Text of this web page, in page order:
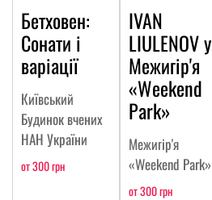
Бетховен:
Сонати і
варіації
Київський
Будинок вчених
НАН України
от 300 грн
IVAN
LIULENOV у
Межигір'я
«Weekend
Park»
Межигір'я
«Weekend Park»
от 300 грн